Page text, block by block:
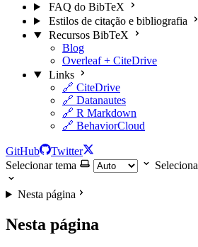
FAQ do BibTeX
Estilos de citação e bibliografia
Recursos BibTeX
Blog
Overleaf + CiteDrive
Links
🔗 CiteDrive
🔗 Datanautes
🔗 R Markdown
🔗 BehaviorCloud
GitHub
Twitter
Selecionar tema
Nesta página
Nesta página